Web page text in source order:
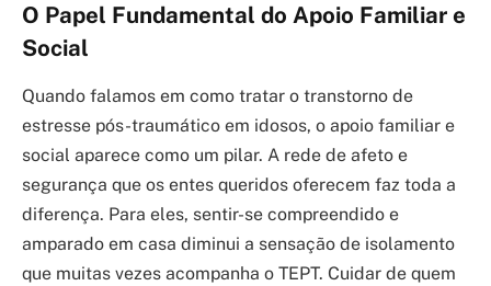
O Papel Fundamental do Apoio Familiar e
Social
Quando falamos em como tratar o transtorno de
estresse pós-traumático em idosos, o apoio familiar e
social aparece como um pilar. A rede de afeto e
segurança que os entes queridos oferecem faz toda a
diferença. Para eles, sentir-se compreendido e
amparado em casa diminui a sensação de isolamento
que muitas vezes acompanha o TEPT. Cuidar de quem